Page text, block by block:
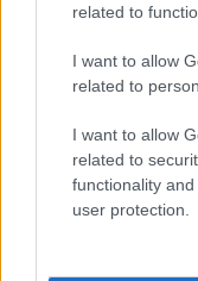
related to
I want to allow
related to
I want to allow
related to
functionality
user protection.